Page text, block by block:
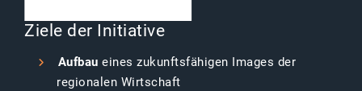
Ziele der Initiative
Aufbau eines zukunftsfähigen Images der
regionalen Wirtschaft